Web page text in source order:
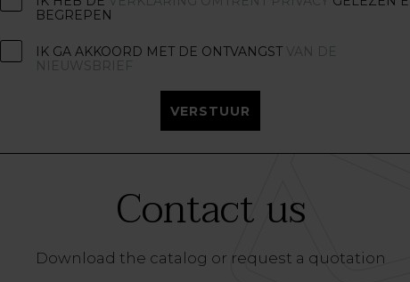
BEGREPEN
IK GA AKKOORD MET DE ONTVANGST VAN DE
NIEUWSBRIEF
VERSTUUR
Contact us
Download the catalog or request a quotation